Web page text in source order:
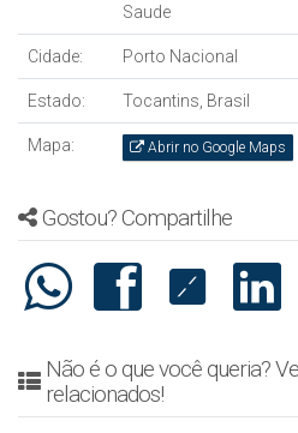
Saude
Cidade: Porto Nacional
Estado: Tocantins, Brasil
Mapa: Abrir no Google Maps
Gostou? Compartilhe
Não é o que você queria?
relacionados!